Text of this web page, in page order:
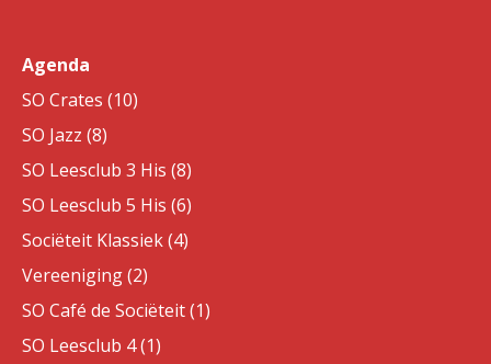
Agenda
SO Crates (10)
SO Jazz (8)
SO Leesclub 3 His (8)
SO Leesclub 5 His (6)
Sociëteit Klassiek (4)
Vereeniging (2)
SO Café de Sociëteit (1)
SO Leesclub 4 (1)